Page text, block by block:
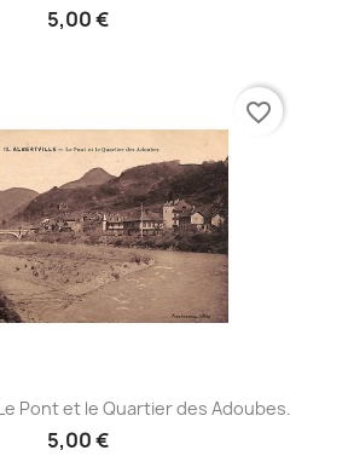
5,00 €
Pont et le Quartier des Adoubes.
5,00 €
favorite_border